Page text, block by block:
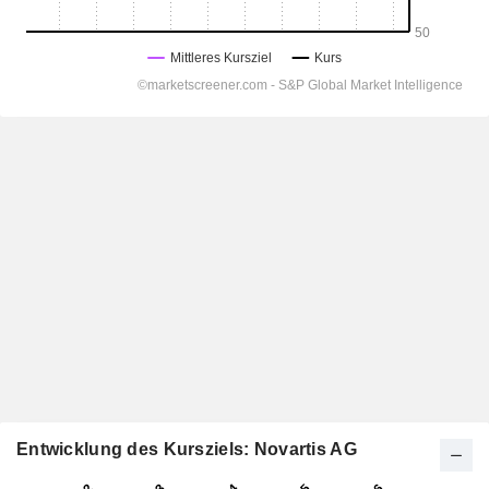
Entwicklung des Kursziels: Novartis AG